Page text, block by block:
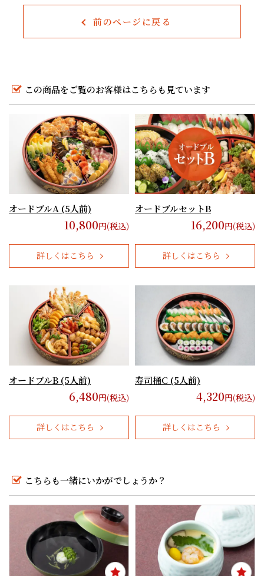
前のページに戻る
この商品をご覧のお客様はこちらも見ています
オードブルA (5人前)
10,800円(税込)
詳しくはこちら
オードブルセットB
16,200円(税込)
詳しくはこちら
オードブルB (5人前)
6,480円(税込)
詳しくはこちら
寿司桶C (5人前)
4,320円(税込)
詳しくはこちら
こちらも一緒にいかがでしょうか？